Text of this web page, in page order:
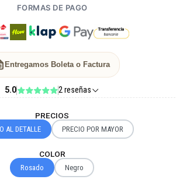
FORMAS DE PAGO
Entregamos Boleta o Factura
5.0 2 reseñas
PRECIOS
AL DETALLE PRECIO POR MAYOR
COLOR
Rosado Negro